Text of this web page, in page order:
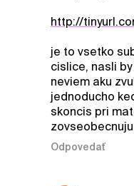
http://
je to vsetko
cislice, nasli
neviem aku
jednoducho
skoncis pri
zovseobecnuju
Odpovedať